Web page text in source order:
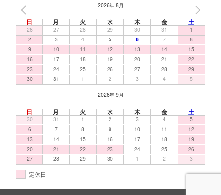
2026年 8月
日 月 火 水 木 金 土
26 27 28 29 30 31
1
2
3 4 5 6 7
8
9
10 11 12 13 14
15
16
17 18 19 20 21
22
23
24 25 26 27 28
29
30
31 1 2 3 4 5
2026年 9月
日 月 火 水 木 金 土
30 31 1 2 3 4
5
6
7 8 9 10 11
12
13
14 15 16 17 18
19
20
21 22 23 24 25
26
27
28 29 30 1 2 3
定休日